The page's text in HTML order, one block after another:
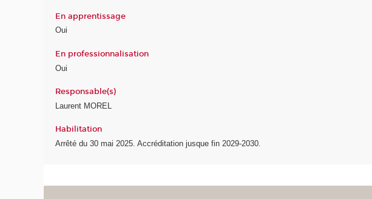
En apprentissage
Oui
En professionnalisation
Oui
Responsable(s)
Laurent MOREL
Habilitation
Arrêté du 30 mai 2025. Accréditation jusque fin 2029-2030.